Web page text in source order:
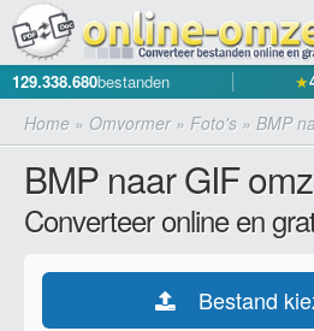
129.338.680bestanden ★
Home » Omvormer» Foto's » BMP
BMP naar GIF
Converteer online en
Bestand